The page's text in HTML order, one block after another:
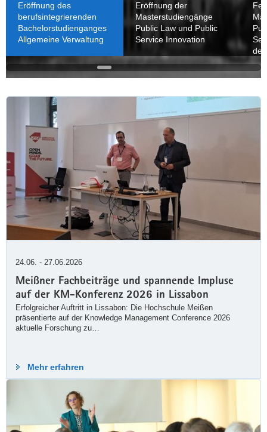
Wir suchen für den Bereich Marketing und
Öffentlichkeitsarbeit Studienbotschafter
(m/w/d), die ihren Studiengang repräsentieren
und…
Hochschulkompass
Dein Weg ins Studium beginnt mit einer
Entscheidung. Am besten dort, WO
Finde Studienplätze! Informiere…
Weiterlesen
der
Eröffnung der
Masterstudiengänge
Public Law und Public
Service Innovation
Eröffnung des
berufsintegrierenden
Bachelorstudienganges
Allgemeine Verwaltung
24.06. - 27.06.2026
Meißner Fachbeiträge und spannende Impluse
auf der KM-Konferenz 2026 in Lissabon
Erfolgreicher Auftritt in Lissabon: Die Hochschule Meißen
präsentierte auf der Knowledge Management Conference 2026
aktuelle Forschung zu…
Mehr erfahren